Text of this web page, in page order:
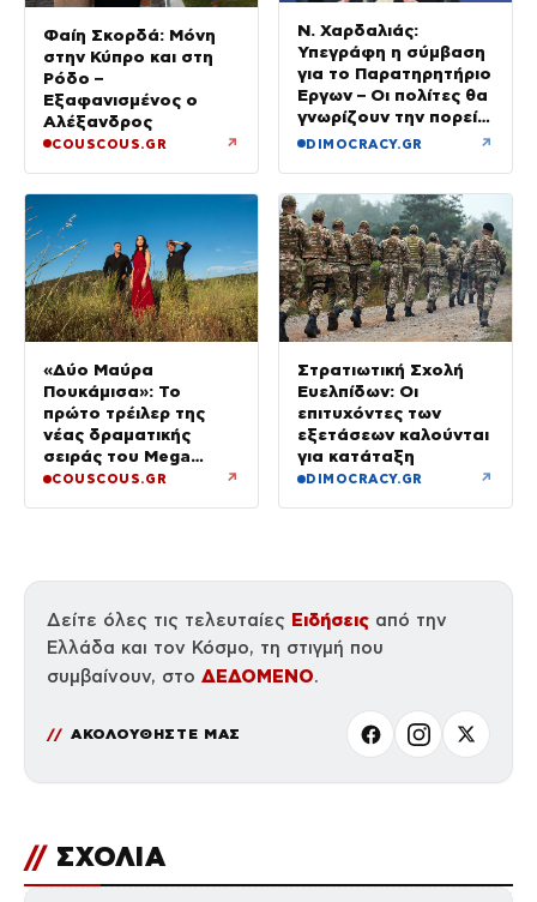
Φαίη Σκορδά: Μόνη
στην Κύπρο και στη
Ρόδο –
Εξαφανισμένος ο
Αλέξανδρος
COUSCOUS.GR ↗
Ν. Χαρδαλιάς:
Υπεγράφη η σύμβαση
για το Παρατηρητήριο
Έργων – Οι πολίτες θα
γνωρίζουν την πορεία
κάθε έργου στην
DIMOCRACY.GR ↗
«Δύο Μαύρα
Πουκάμισα»: Το
πρώτο τρέιλερ της
νέας δραματικής
σειράς του Mega
κυκλοφόρησε
COUSCOUS.GR ↗
Στρατιωτική Σχολή
Ευελπίδων: Οι
επιτυχόντες των
εξετάσεων καλούνται
για κατάταξη
DIMOCRACY.GR ↗
Δείτε όλες τις τελευταίες Ειδήσεις από την
Ελλάδα και τον Κόσμο, τη στιγμή που
συμβαίνουν, στο ΔΕΔΟΜΕΝΟ.
ΑΚΟΛΟΥΘΗΣΤΕ ΜΑΣ
// ΣΧΟΛΙΑ